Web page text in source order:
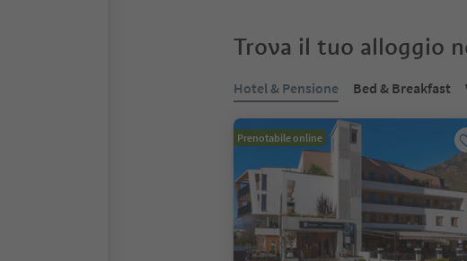
Trova il tuo alloggio
Hotel & Pensione Bed & Breakfast
Prenotabile online